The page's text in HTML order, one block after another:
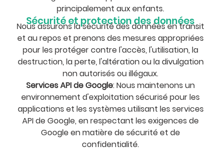
principalement aux enfants.
Sécurité et protection des données
Nous assurons la sécurité des données en transit
et au repos et prenons des mesures appropriées
pour les protéger contre l'accès, l'utilisation, la
destruction, la perte, l'altération ou la divulgation
non autorisés ou illégaux.
Services API de Google: Nous maintenons un
environnement d'exploitation sécurisé pour les
applications et les systèmes utilisant les services
API de Google, en respectant les exigences de
Google en matière de sécurité et de
confidentialité.